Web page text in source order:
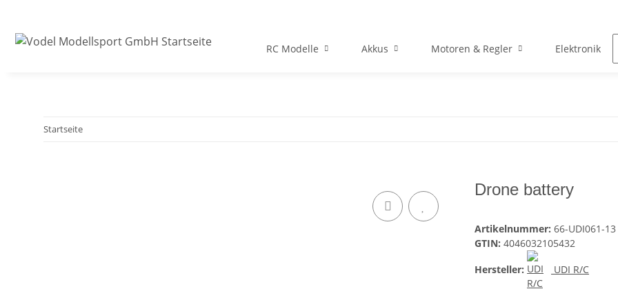
RC Modelle Akkus Motoren & Regler Elektronik
Startseite
Drone battery
Artikelnummer: 66-UDI061-13
GTIN: 4046032105432
Hersteller:
UDI R/C